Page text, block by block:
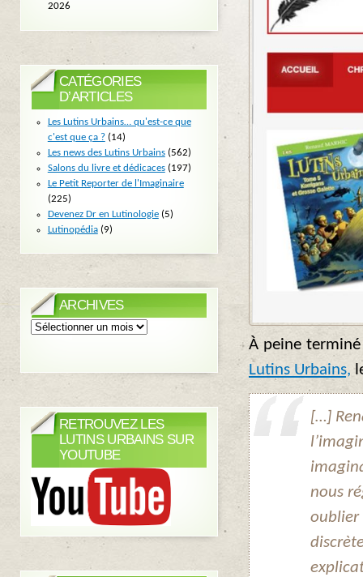
À peine
Lutins Urbains,
[…]
nous
oublier
2026
CATÉGORIES
D’ARTICLES
Les Lutins Urbains… qu'est-ce que
c'est que ça ?(14)
Les news des Lutins Urbains(562)
Salons du livre et dédicaces(197)
Le Petit Reporter de l'Imaginaire
(225)
Devenez Dr en Lutinologie(5)
Lutinopédia(9)
ARCHIVES
Archives
RETROUVEZ LES
LUTINS URBAINS SUR
YOUTUBE